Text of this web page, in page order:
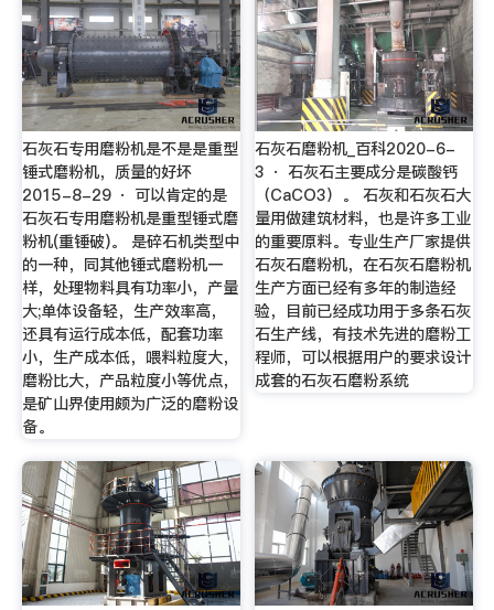
石灰石专用磨粉机是不是是重型
锤式磨粉机，质量的好坏
2015-8-29 · 可以肯定的是
石灰石专用磨粉机是重型锤式磨
粉机(重锤破)。 是碎石机类型中
的一种，同其他锤式磨粉机一
样，处理物料具有功率小，产量
大;单体设备轻，生产效率高，
还具有运行成本低，配套功率
小，生产成本低，喂料粒度大，
磨粉比大，产品粒度小等优点，
是矿山界使用颇为广泛的磨粉设
备。
石灰石磨粉机_百科2020-6-
3 · 石灰石主要成分是碳酸钙
（CaCO3）。 石灰和石灰石大
量用做建筑材料，也是许多工业
的重要原料。专业生产厂家提供
石灰石磨粉机，在石灰石磨粉机
生产方面已经有多年的制造经
验，目前已经成功用于多条石灰
石生产线，有技术先进的磨粉工
程师，可以根据用户的要求设计
成套的石灰石磨粉系统